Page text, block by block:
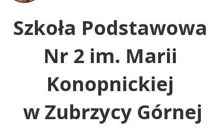
Szkoła Podstawowa
Nr 2 im. Marii
Konopnickiej
w Zubrzycy Górnej